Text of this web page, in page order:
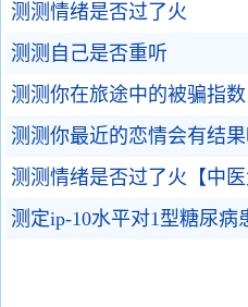
测测情绪是否过了火
测测自己是否重听
测测你在旅途中的被骗指数
测测你最近的恋情会有结果
测测情绪是否过了火【中医
测定ip-10水平对1型糖尿病